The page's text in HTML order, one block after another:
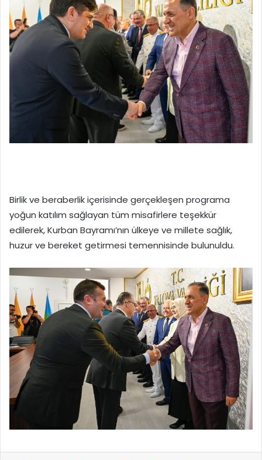
Birlik ve beraberlik içerisinde gerçekleşen programa
yoğun katılım sağlayan tüm misafirlere teşekkür
edilerek, Kurban Bayramı’nın ülkeye ve millete sağlık,
huzur ve bereket getirmesi temennisinde bulunuldu.